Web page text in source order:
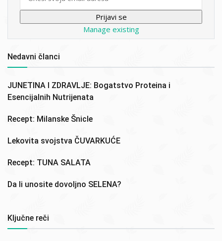
Manage existing
Nedavni članci
JUNETINA I ZDRAVLJE: Bogatstvo Proteina i
Esencijalnih Nutrijenata
Recept: Milanske Šnicle
Lekovita svojstva ČUVARKUĆE
Recept: TUNA SALATA
Da li unosite dovoljno SELENA?
Ključne reči